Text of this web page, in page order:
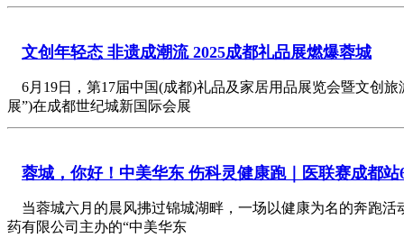
文创年轻态 非遗成潮流 2025成都礼品展燃爆蓉城
6月19日，第17届中国(成都)礼品及家居用品展览会暨文创
展”)在成都世纪城新国际会展
蓉城，你好！中美华东 伤科灵健康跑｜医联赛成都站
当蓉城六月的晨风拂过锦城湖畔，一场以健康为名的奔跑活
药有限公司主办的“中美华东